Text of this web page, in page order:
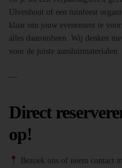
Ulvenhout of een tuinfeest
klaar om jouw evenement te
alles daaromheen. Wij denken
voor de juiste aansluitmaterialen.
—
Direct
op!
Bezoek ons of neem contact